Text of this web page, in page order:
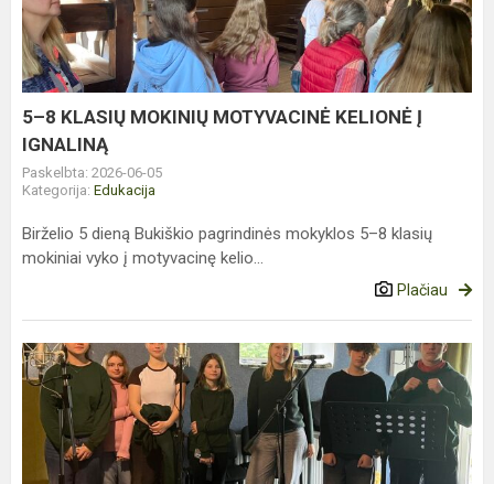
MOKINIŲ
MOTYVACINĖ
KELIONĖ
Į
IGNALINĄ
5–8 KLASIŲ MOKINIŲ MOTYVACINĖ KELIONĖ Į
IGNALINĄ
Paskelbta: 2026-06-05
Kategorija: Edukacija
Birželio 5 dieną Bukiškio pagrindinės mokyklos 5–8 klasių
mokiniai vyko į motyvacinę kelio...
Plačiau
JAUNIŲ
CHORAS
GARSO
ĮRAŠŲ
STUDIJOJE